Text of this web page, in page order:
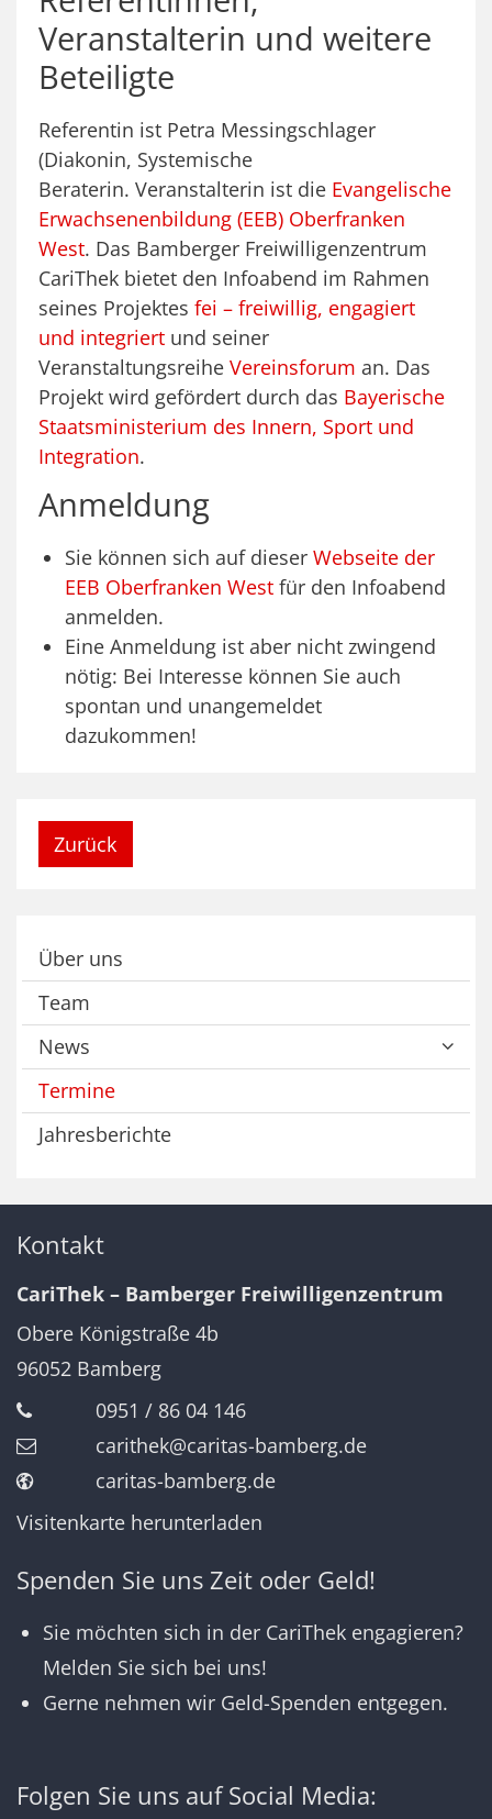
Veranstalterin und weitere
Beteiligte
Referentin ist Petra Messingschlager
(Diakonin, Systemische
Beraterin. Veranstalterin ist die Evangelische
Erwachsenenbildung (EEB) Oberfranken
West. Das Bamberger Freiwilligenzentrum
CariThek bietet den Infoabend im Rahmen
seines Projektes fei – freiwillig, engagiert
und integriert und seiner
Veranstaltungsreihe Vereinsforum an. Das
Projekt wird gefördert durch das Bayerische
Staatsministerium des Innern, Sport und
Integration.
Anmeldung
Sie können sich auf dieser Webseite der
EEB Oberfranken West für den Infoabend
anmelden.
Eine Anmeldung ist aber nicht zwingend
nötig: Bei Interesse können Sie auch
spontan und unangemeldet
dazukommen!
Zurück
Über uns
Team
News
Termine
Jahresberichte
Kontakt
CariThek – Bamberger Freiwilligenzentrum
Obere Königstraße 4b
96052 Bamberg
0951 / 86 04 146
carithek@caritas-bamberg.de
caritas-bamberg.de
Visitenkarte herunterladen
Spenden Sie uns Zeit oder Geld!
Sie möchten sich in der CariThek engagieren?
Melden Sie sich bei uns!
Gerne nehmen wir Geld-Spenden entgegen.
Folgen Sie uns auf Social Media: